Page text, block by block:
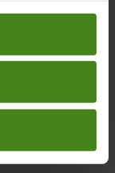
de Cookieso
Comisión
los sistemas
de abuso
de Oxfam.